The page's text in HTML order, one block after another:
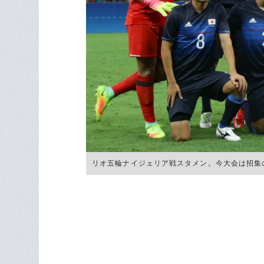
リオ五輪ナイジェリア戦スタメン。今大会は招